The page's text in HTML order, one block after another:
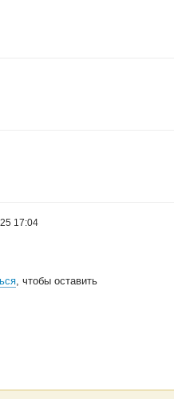
17:04
, чтобы оставить